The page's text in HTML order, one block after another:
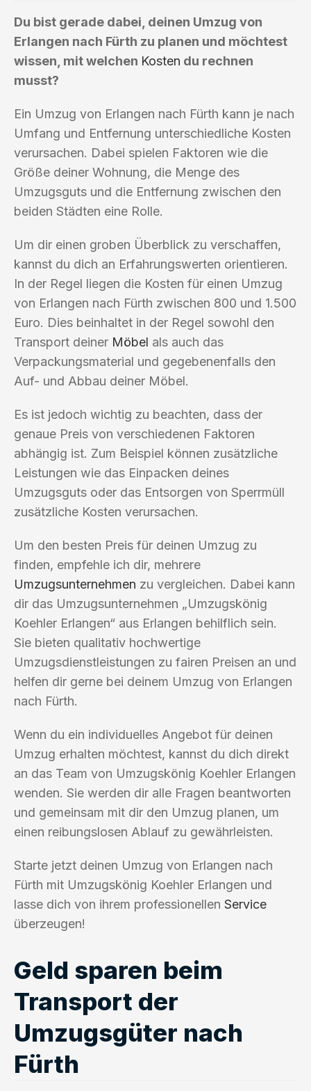
Du bist gerade dabei, deinen Umzug von
Erlangen nach Fürth zu planen und möchtest
wissen, mit welchen Kosten du rechnen
musst?
Ein Umzug von Erlangen nach Fürth kann je nach
Umfang und Entfernung unterschiedliche Kosten
verursachen. Dabei spielen Faktoren wie die
Größe deiner Wohnung, die Menge des
Umzugsguts und die Entfernung zwischen den
beiden Städten eine Rolle.
Um dir einen groben Überblick zu verschaffen,
kannst du dich an Erfahrungswerten orientieren.
In der Regel liegen die Kosten für einen Umzug
von Erlangen nach Fürth zwischen 800 und 1.500
Euro. Dies beinhaltet in der Regel sowohl den
Transport deiner Möbel als auch das
Verpackungsmaterial und gegebenenfalls den
Auf- und Abbau deiner Möbel.
Es ist jedoch wichtig zu beachten, dass der
genaue Preis von verschiedenen Faktoren
abhängig ist. Zum Beispiel können zusätzliche
Leistungen wie das Einpacken deines
Umzugsguts oder das Entsorgen von Sperrmüll
zusätzliche Kosten verursachen.
Um den besten Preis für deinen Umzug zu
finden, empfehle ich dir, mehrere
Umzugsunternehmen zu vergleichen. Dabei kann
dir das Umzugsunternehmen „Umzugskönig
Koehler Erlangen“ aus Erlangen behilflich sein.
Sie bieten qualitativ hochwertige
Umzugsdienstleistungen zu fairen Preisen an und
helfen dir gerne bei deinem Umzug von Erlangen
nach Fürth.
Wenn du ein individuelles Angebot für deinen
Umzug erhalten möchtest, kannst du dich direkt
an das Team von Umzugskönig Koehler Erlangen
wenden. Sie werden dir alle Fragen beantworten
und gemeinsam mit dir den Umzug planen, um
einen reibungslosen Ablauf zu gewährleisten.
Starte jetzt deinen Umzug von Erlangen nach
Fürth mit Umzugskönig Koehler Erlangen und
lasse dich von ihrem professionellen Service
überzeugen!
Geld sparen beim
Transport der
Umzugsgüter nach
Fürth